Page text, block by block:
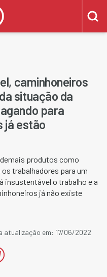
caminhoneiros
situação da
para
já estão
produtos como
trabalhadores para um
insustentável o trabalho e a
já não existe
atualização em: 17/06/2022